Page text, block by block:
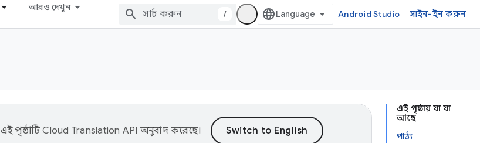
আরও দেখুন
/ Android Studio সাইন-ইন করুন
এই পৃষ্ঠায় যা যা
আছে
পাঠ্য
এই পৃষ্ঠাটিCloud Translation API অনুবাদ করেছে।